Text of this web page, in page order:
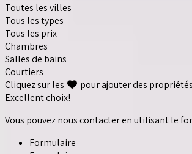
Toutes les villes
Tous les types
Tous les prix
Chambres
Salles de bains
Courtiers
Cliquez sur les
pour ajouter des
Excellent choix!
Vous pouvez nous contacter en utilisant le
Formulaire